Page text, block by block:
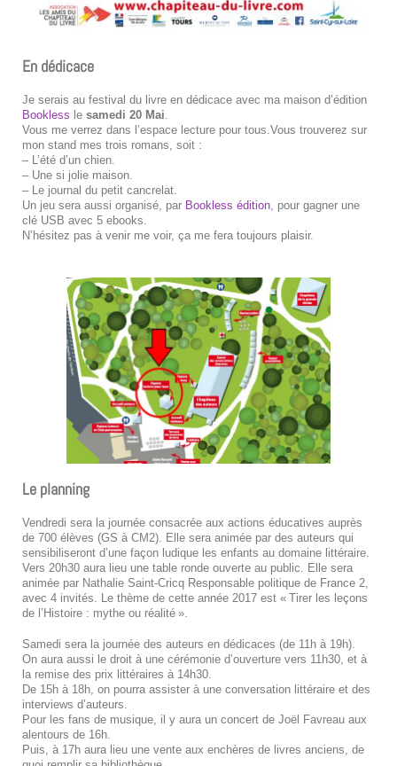
En dédicace
Je serais au festival du livre en dédicace avec ma maison d’édition
Bookless le samedi 20 Mai.
Vous me verrez dans l’espace lecture pour tous.Vous trouverez sur
mon stand mes trois romans, soit :
– L’été d’un chien.
– Une si jolie maison.
– Le journal du petit cancrelat.
Un jeu sera aussi organisé, par Bookless édition, pour gagner une
clé USB avec 5 ebooks.
N’hésitez pas à venir me voir, ça me fera toujours plaisir.
Le planning
Vendredi sera la journée consacrée aux actions éducatives auprès
de 700 élèves (GS à CM2). Elle sera animée par des auteurs qui
sensibiliseront d’une façon ludique les enfants au domaine littéraire.
Vers 20h30 aura lieu une table ronde ouverte au public. Elle sera
animée par Nathalie Saint-Cricq Responsable politique de France 2,
avec 4 invités. Le thème de cette année 2017 est « Tirer les leçons
de l’Histoire : mythe ou réalité ».
Samedi sera la journée des auteurs en dédicaces (de 11h à 19h).
On aura aussi le droit à une cérémonie d’ouverture vers 11h30, et à
la remise des prix littéraires à 14h30.
De 15h à 18h, on pourra assister à une conversation littéraire et des
interviews d’auteurs.
Pour les fans de musique, il y aura un concert de Joël Favreau aux
alentours de 16h.
Puis, à 17h aura lieu une vente aux enchères de livres anciens, de